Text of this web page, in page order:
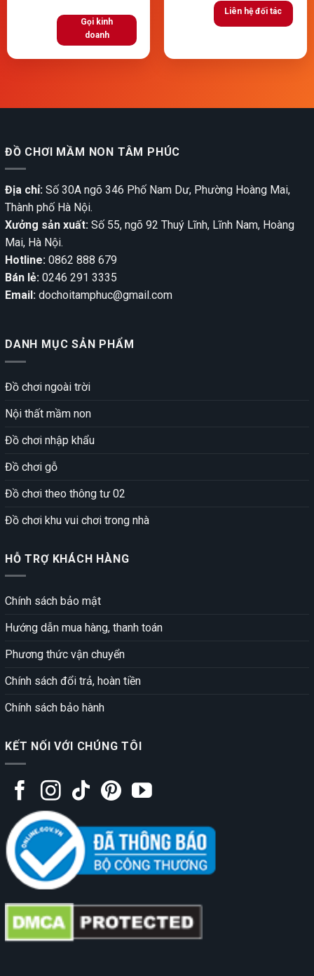
Gọi kinh
doanh
Liên hệ đối tác
ĐỒ CHƠI MẦM NON TÂM PHÚC
Địa chỉ: Số 30A ngõ 346 Phố Nam Dư, Phường Hoàng Mai,
Thành phố Hà Nội.
Xưởng sản xuất: Số 55, ngõ 92 Thuý Lĩnh, Lĩnh Nam, Hoàng
Mai, Hà Nội.
Hotline: 0862 888 679
Bán lẻ: 0246 291 3335
Email: dochoitamphuc@gmail.com
DANH MỤC SẢN PHẨM
Đồ chơi ngoài trời
Nội thất mầm non
Đồ chơi nhập khẩu
Đồ chơi gỗ
Đồ chơi theo thông tư 02
Đồ chơi khu vui chơi trong nhà
HỖ TRỢ KHÁCH HÀNG
Chính sách bảo mật
Hướng dẫn mua hàng, thanh toán
Phương thức vận chuyển
Chính sách đổi trả, hoàn tiền
Chính sách bảo hành
KẾT NỐI VỚI CHÚNG TÔI